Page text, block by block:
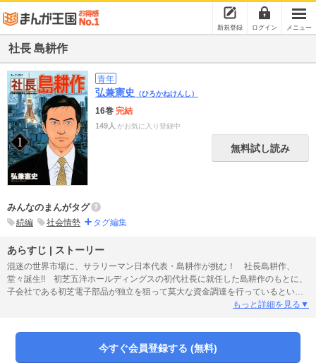
新規登録 ログイン メニュー
社長 島耕作
青年
弘兼憲史 （ひろかねけんし）
16巻 完結
149人 がお気に入り登録中
無料試し読み
みんなのまんがタグ
続編 社会情勢 タグ編集
あらすじ | ストーリー
混迷の世界市場に、サラリーマン日本代表・島耕作が挑む！ 社長島耕作、
堂々誕生!! 初芝五洋ホールディングスの初代社長に就任した島耕作のもとに、
子会社である初芝電子部品が独立を狙って莫大な資金調達を行っているという
情報が入る。そこには、かつて社長候補と呼ばれた男の、意地と誇りがあった
挑戦が始まる！
もっと詳細を見る▼
今すぐ会員登録する (無料)